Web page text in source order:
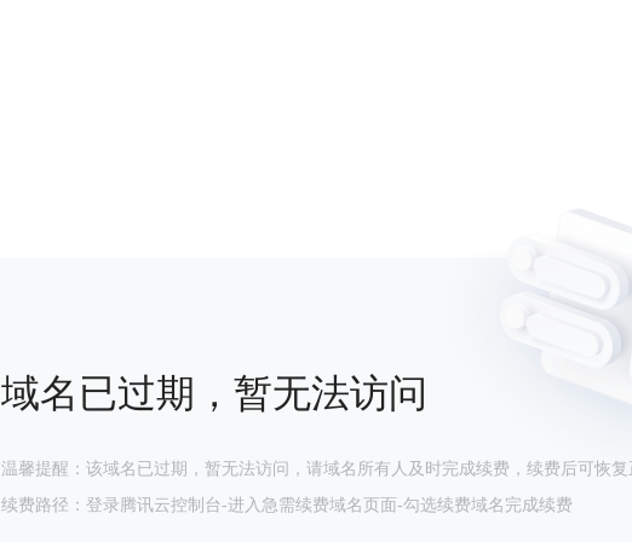
域名已过期，暂无法访问
温馨提醒：该域名已过期，暂无法访问，请域名所有人及时完成续费，续费后可恢复
续费路径：登录腾讯云控制台-进入急需续费域名页面-勾选续费域名完成续费